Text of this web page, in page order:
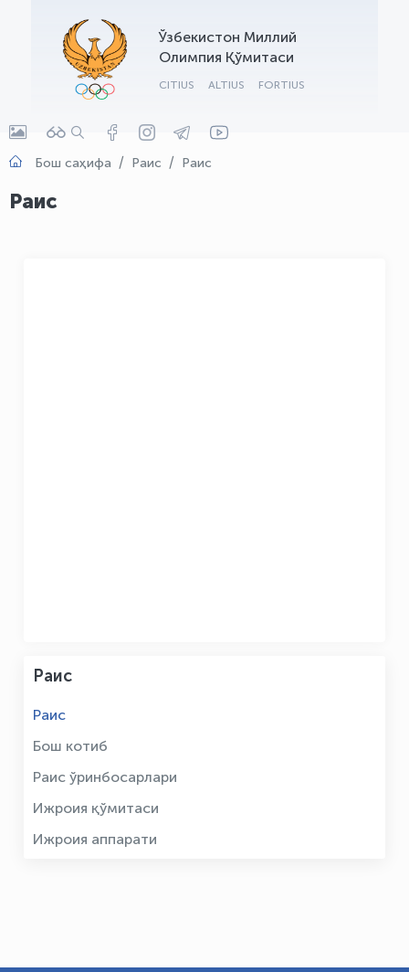
Ўзбекистон Миллий
Олимпия Қўмитаси
CITIUS ALTIUS FORTIUS
Бош саҳифа Раис Раис
Раис
Раис
Раис
Бош котиб
Раис ўринбосарлари
Ижроия қўмитаси
Ижроия аппарати
OLYMPCHIK AI - yordamchi
Онлайн · olympic.uz